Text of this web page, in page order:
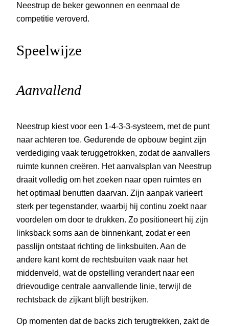
Neestrup de beker gewonnen en eenmaal de
competitie veroverd.
Speelwijze
Aanvallend
Neestrup kiest voor een 1-4-3-3-systeem, met de punt
naar achteren toe. Gedurende de opbouw begint zijn
verdediging vaak teruggetrokken, zodat de aanvallers
ruimte kunnen creëren. Het aanvalsplan van Neestrup
draait volledig om het zoeken naar open ruimtes en
het optimaal benutten daarvan. Zijn aanpak varieert
sterk per tegenstander, waarbij hij continu zoekt naar
voordelen om door te drukken. Zo positioneert hij zijn
linksback soms aan de binnenkant, zodat er een
passlijn ontstaat richting de linksbuiten. Aan de
andere kant komt de rechtsbuiten vaak naar het
middenveld, wat de opstelling verandert naar een
drievoudige centrale aanvallende linie, terwijl de
rechtsback de zijkant blijft bestrijken.
Op momenten dat de backs zich terugtrekken, zakt de